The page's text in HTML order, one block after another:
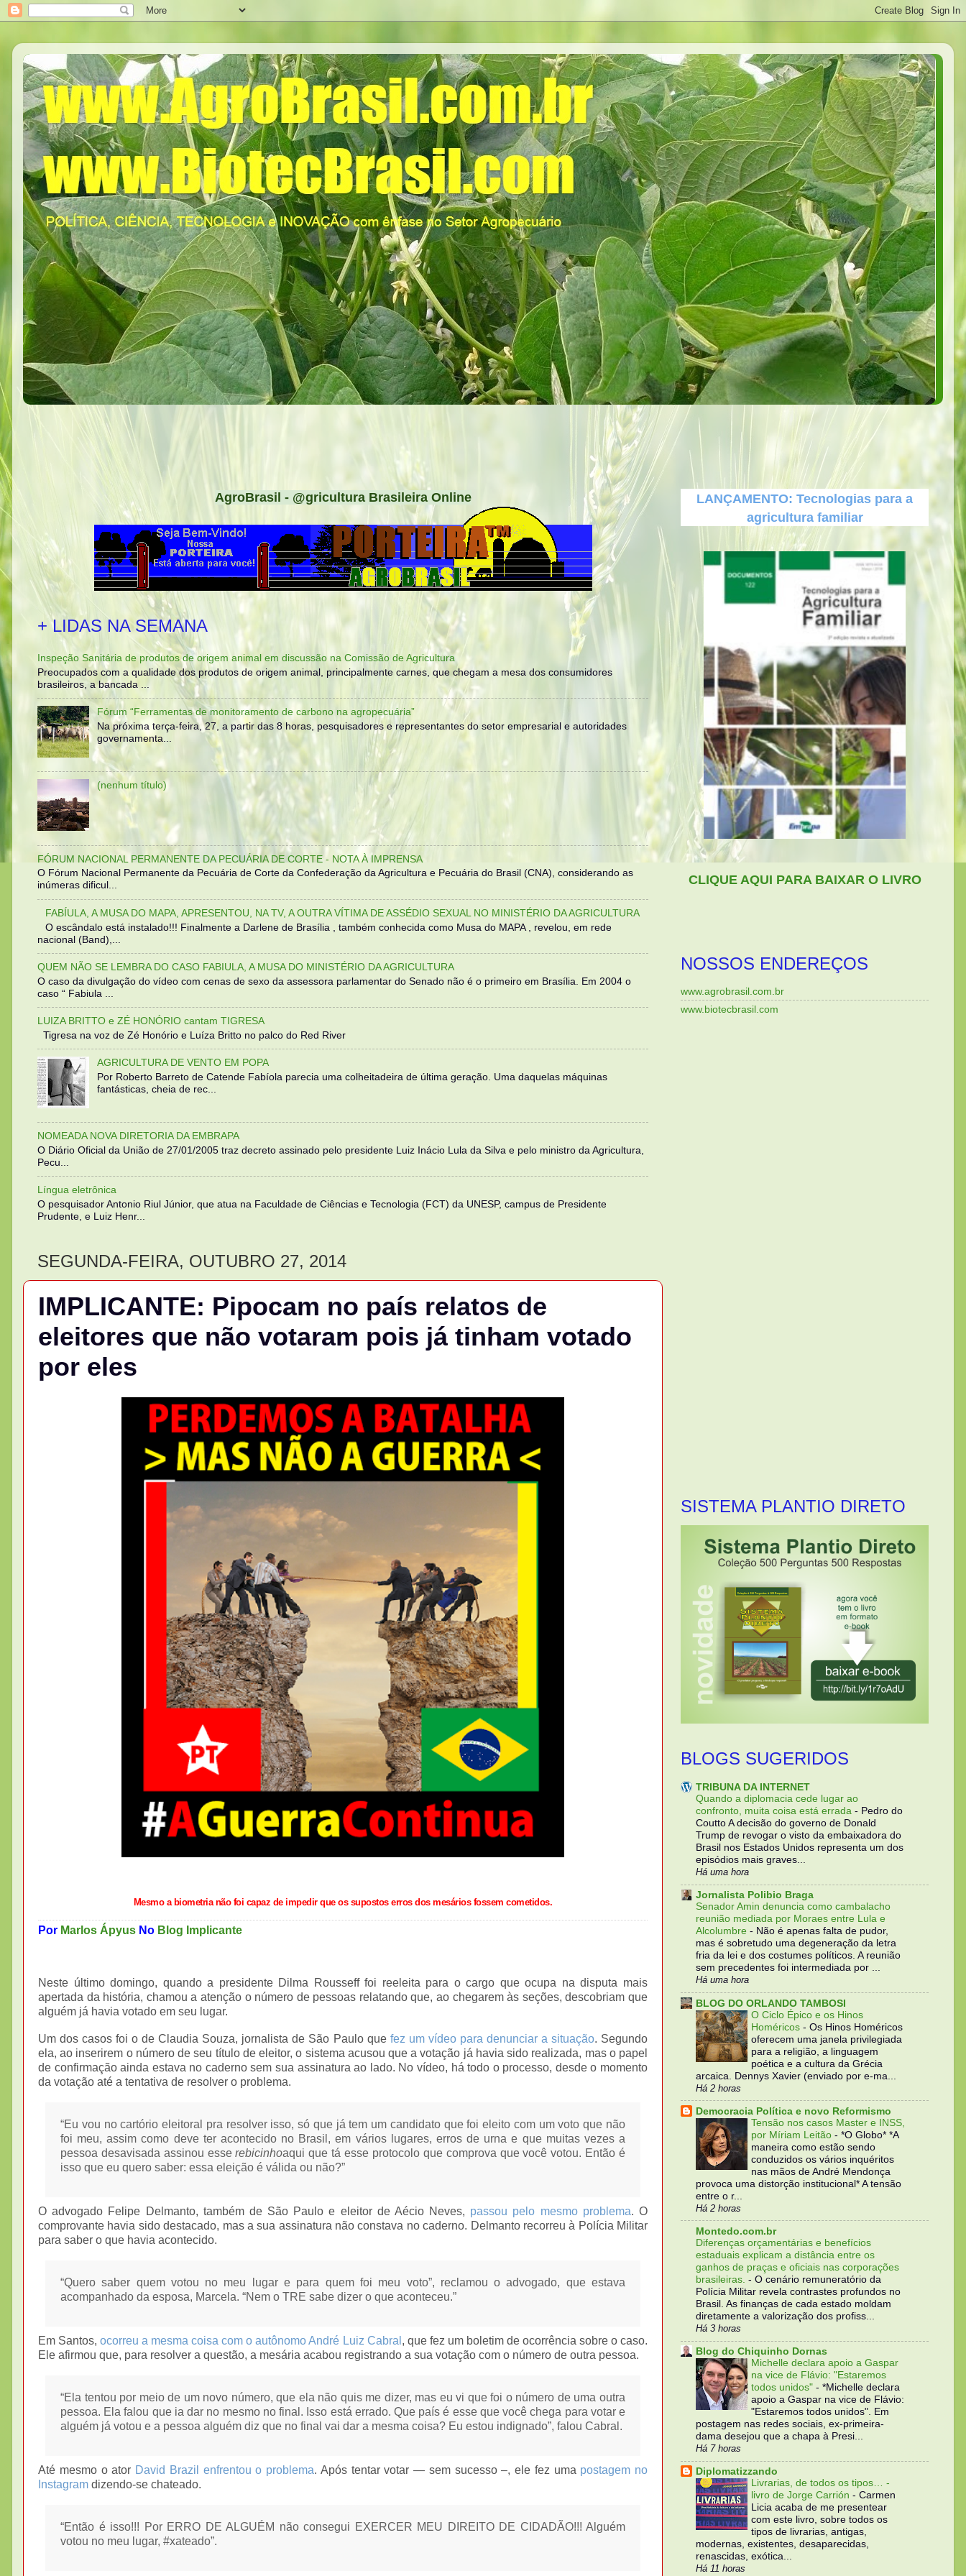
AgroBrasil - @gricultura Brasileira Online
+ LIDAS NA SEMANA
Inspeção Sanitária de produtos de origem animal em discussão na Comissão de Agricultura
Preocupados com a qualidade dos produtos de origem animal, principalmente carnes, que chegam a mesa dos consumidores
brasileiros, a bancada ...
Fórum “Ferramentas de monitoramento de carbono na agropecuária”
Na próxima terça-feira, 27, a partir das 8 horas, pesquisadores e representantes do setor empresarial e autoridades
governamenta...
(nenhum título)
FÓRUM NACIONAL PERMANENTE DA PECUÁRIA DE CORTE - NOTA À IMPRENSA
O Fórum Nacional Permanente da Pecuária de Corte da Confederação da Agricultura e Pecuária do Brasil (CNA), considerando as
inúmeras dificul...
FABÍULA, A MUSA DO MAPA, APRESENTOU, NA TV, A OUTRA VÍTIMA DE ASSÉDIO SEXUAL NO MINISTÉRIO DA AGRICULTURA
O escândalo está instalado!!! Finalmente a Darlene de Brasília , também conhecida como Musa do MAPA , revelou, em rede
nacional (Band),...
QUEM NÃO SE LEMBRA DO CASO FABIULA, A MUSA DO MINISTÉRIO DA AGRICULTURA
O caso da divulgação do vídeo com cenas de sexo da assessora parlamentar do Senado não é o primeiro em Brasília. Em 2004 o
caso “ Fabiula ...
LUIZA BRITTO e ZÉ HONÓRIO cantam TIGRESA
Tigresa na voz de Zé Honório e Luíza Britto no palco do Red River
AGRICULTURA DE VENTO EM POPA
Por Roberto Barreto de Catende Fabíola parecia uma colheitadeira de última geração. Uma daquelas máquinas
fantásticas, cheia de rec...
NOMEADA NOVA DIRETORIA DA EMBRAPA
O Diário Oficial da União de 27/01/2005 traz decreto assinado pelo presidente Luiz Inácio Lula da Silva e pelo ministro da Agricultura,
Pecu...
Língua eletrônica
O pesquisador Antonio Riul Júnior, que atua na Faculdade de Ciências e Tecnologia (FCT) da UNESP, campus de Presidente
Prudente, e Luiz Henr...
SEGUNDA-FEIRA, OUTUBRO 27, 2014
IMPLICANTE: Pipocam no país relatos de
eleitores que não votaram pois já tinham votado
por eles
Mesmo a biometria não foi capaz de impedir que os supostos erros dos mesários fossem cometidos.
Por Marlos Ápyus No Blog Implicante
Neste último domingo, quando a presidente Dilma Rousseff foi reeleita para o cargo que ocupa na disputa mais
apertada da história, chamou a atenção o número de pessoas relatando que, ao chegarem às seções, descobriam que
alguém já havia votado em seu lugar.
Um dos casos foi o de Claudia Souza, jornalista de São Paulo que fez um vídeo para denunciar a situação. Segundo
ela, ao inserirem o número de seu título de eleitor, o sistema acusou que a votação já havia sido realizada, mas o papel
de confirmação ainda estava no caderno sem sua assinatura ao lado. No vídeo, há todo o processo, desde o momento
da votação até a tentativa de resolver o problema.
“Eu vou no cartório eleitoral pra resolver isso, só que já tem um candidato que foi eleito com um voto que não
foi meu, assim como deve ter acontecido no Brasil, em vários lugares, erros de urna e que muitas vezes a
pessoa desavisada assinou esserebicinhoaqui que tá esse protocolo que comprova que você votou. Então é
isso que eu quero saber: essa eleição é válida ou não?”
O advogado Felipe Delmanto, também de São Paulo e eleitor de Aécio Neves, passou pelo mesmo problema. O
comprovante havia sido destacado, mas a sua assinatura não constava no caderno. Delmanto recorreu à Polícia Militar
para saber o que havia acontecido.
“Quero saber quem votou no meu lugar e para quem foi meu voto”, reclamou o advogado, que estava
acompanhado da esposa, Marcela. “Nem o TRE sabe dizer o que aconteceu.”
Em Santos,ocorreu a mesma coisa com o autônomo André Luiz Cabral , que fez um boletim de ocorrência sobre o caso.
Ele afirmou que, para resolver a questão, a mesária acabou registrando a sua votação com o número de outra pessoa.
“Ela tentou por meio de um novo número, que ela não quis me dizer, mas eu vi que foi o número de uma outra
pessoa. Ela falou que ia dar no mesmo no final. Isso está errado. Que país é esse que você chega para votar e
alguém já votou e a pessoa alguém diz que no final vai dar a mesma coisa? Eu estou indignado”, falou Cabral.
Até mesmo o ator David Brazil enfrentou o problema. Após tentar votar — sem sucesso –, ele fez uma postagem no
Instagram dizendo-se chateado.
“Então é isso!!! Por ERRO DE ALGUÉM não consegui EXERCER MEU DIREITO DE CIDADÃO!!! Alguém
votou no meu lugar, #xateado”.
LANÇAMENTO: Tecnologias para a
agricultura familiar
CLIQUE AQUI PARA BAIXAR O LIVRO
NOSSOS ENDEREÇOS
www.agrobrasil.com.br
www.biotecbrasil.com
SISTEMA PLANTIO DIRETO
BLOGS SUGERIDOS
TRIBUNA DA INTERNET
Quando a diplomacia cede lugar ao
confronto, muita coisa está errada - Pedro do
Coutto A decisão do governo de Donald
Trump de revogar o visto da embaixadora do
Brasil nos Estados Unidos representa um dos
episódios mais graves...
Há uma hora
Jornalista Polibio Braga
Senador Amin denuncia como cambalacho
reunião mediada por Moraes entre Lula e
Alcolumbre - Não é apenas falta de pudor,
mas é sobretudo uma degeneração da letra
fria da lei e dos costumes políticos. A reunião
sem precedentes foi intermediada por ...
Há uma hora
BLOG DO ORLANDO TAMBOSI
O Ciclo Épico e os Hinos
Homéricos - Os Hinos Homéricos
oferecem uma janela privilegiada
para a religião, a linguagem
poética e a cultura da Grécia
arcaica. Dennys Xavier (enviado por e-ma...
Há 2 horas
Democracia Política e novo Reformismo
Tensão nos casos Master e INSS,
por Míriam Leitão - *O Globo* *A
maneira como estão sendo
conduzidos os vários inquéritos
nas mãos de André Mendonça
provoca uma distorção institucional* A tensão
entre o r...
Há 2 horas
Montedo.com.br
Diferenças orçamentárias e benefícios
estaduais explicam a distância entre os
ganhos de praças e oficiais nas corporações
brasileiras. - O cenário remuneratório da
Polícia Militar revela contrastes profundos no
Brasil. As finanças de cada estado moldam
diretamente a valorização dos profiss...
Há 3 horas
Blog do Chiquinho Dornas
Michelle declara apoio a Gaspar
na vice de Flávio: "Estaremos
todos unidos" - *Michelle declara
apoio a Gaspar na vice de Flávio:
"Estaremos todos unidos". Em
postagem nas redes sociais, ex-primeira-
dama desejou que a chapa à Presi...
Há 7 horas
Diplomatizzando
Livrarias, de todos os tipos… -
livro de Jorge Carrión - Carmen
Licia acaba de me presentear
com este livro, sobre todos os
tipos de livrarias, antigas,
modernas, existentes, desaparecidas,
renascidas, exótica...
Há 11 horas